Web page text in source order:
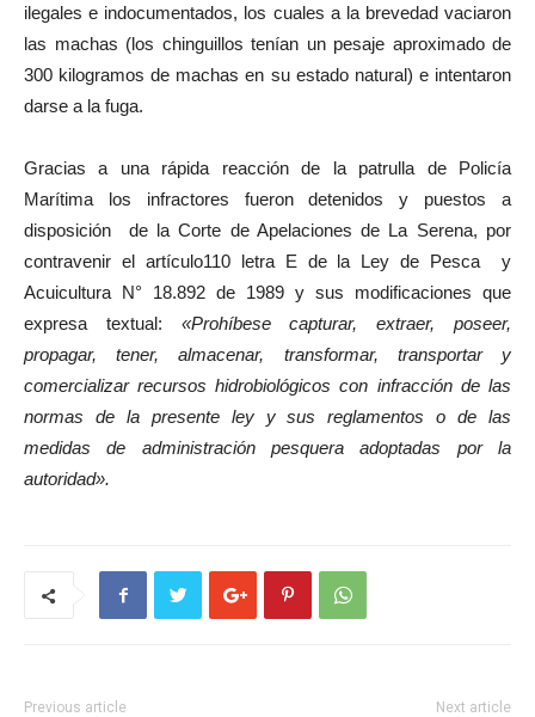
ilegales e indocumentados, los cuales a la brevedad vaciaron
las machas (los chinguillos tenían un pesaje aproximado de
300 kilogramos de machas en su estado natural) e intentaron
darse a la fuga.
Gracias a una rápida reacción de la patrulla de Policía
Marítima los infractores fueron detenidos y puestos a
disposición de la Corte de Apelaciones de La Serena, por
contravenir el artículo110 letra E de la Ley de Pesca y
Acuicultura N° 18.892 de 1989 y sus modificaciones que
expresa textual: «Prohíbese capturar, extraer, poseer,
propagar, tener, almacenar, transformar, transportar y
comercializar recursos hidrobiológicos con infracción de las
normas de la presente ley y sus reglamentos o de las
medidas de administración pesquera adoptadas por la
autoridad».
Previous article Next article